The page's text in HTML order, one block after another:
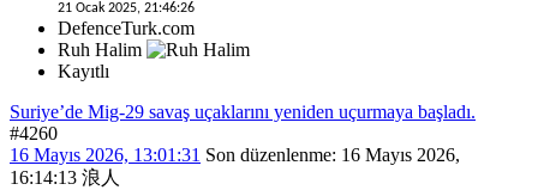
21 Ocak 2025, 21:46:26
DefenceTurk.com
Ruh Halim
Kayıtlı
Suriye’de Mig-29 savaş uçaklarını yeniden uçurmaya başladı.
#4260
16 Mayıs 2026, 13:01:31 Son düzenlenme: 16 Mayıs 2026,
16:14:13 浪人